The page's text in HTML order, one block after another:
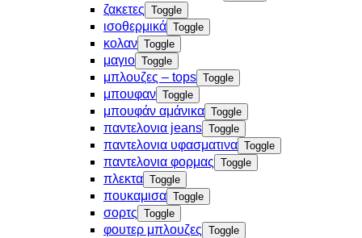
ζακετες Toggle
ισοθερμικά Toggle
κολαν Toggle
μαγιο Toggle
μπλουζες – tops Toggle
μπουφαν Toggle
μπουφάν αμάνικα Toggle
παντελονια jeans Toggle
παντελονια υφασματινα Toggle
παντελονια φορμας Toggle
πλεκτα Toggle
πουκαμισα Toggle
σορτς Toggle
φουτερ μπλουζες Toggle